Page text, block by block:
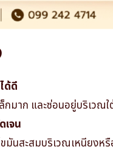
ด้ดี
มาก และซ่อนอยู่บริเวณ
เจน
มันสะสมบริเวณเหนียงห